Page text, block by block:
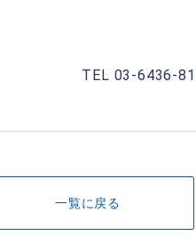
当 TEL 03-6436-
一覧に戻る